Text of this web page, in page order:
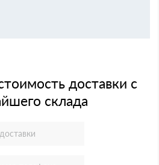
доставки с
склада